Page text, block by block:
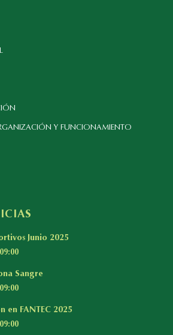
Y FUNCIONAMIENTO
Junio 2025
Sangre
en FANTEC 2025